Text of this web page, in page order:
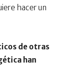
hacer un
de otras
han